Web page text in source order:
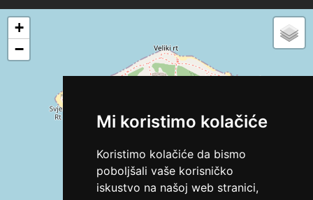
Mi koristimo kolačiće
Koristimo kolačiće da bismo
poboljšali vaše korisničko
iskustvo na našoj web stranici,
+
−